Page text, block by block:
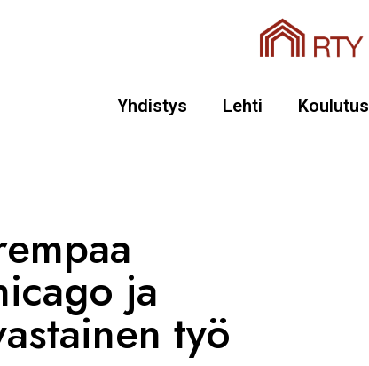
Yhdistys Lehti Koulutus
ja
työ